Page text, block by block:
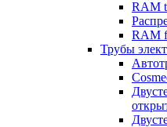
RAM
RAM
Трубы